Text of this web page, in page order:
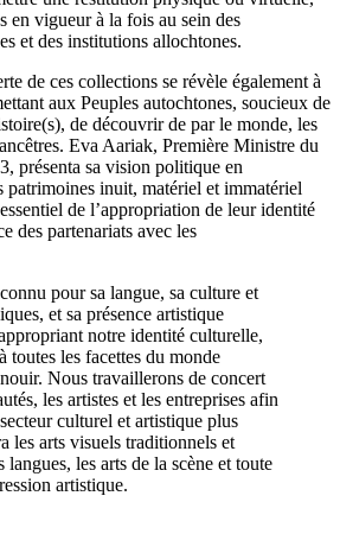
en vigueur à la fois au sein des
et des institutions allochtones.
de ces collections se révèle également à
aux Peuples autochtones, soucieux de
de découvrir de par le monde, les
Eva Aariak, Première Ministre du
présenta sa vision politique en
patrimoines inuit, matériel et immatériel
de l’appropriation de leur identité
des partenariats avec les
pour sa langue, sa culture et
et sa présence artistique
notre identité culturelle,
toutes les facettes du monde
Nous travaillerons de concert
les artistes et les entreprises afin
culturel et artistique plus
les arts visuels traditionnels et
langues, les arts de la scène et toute
artistique.